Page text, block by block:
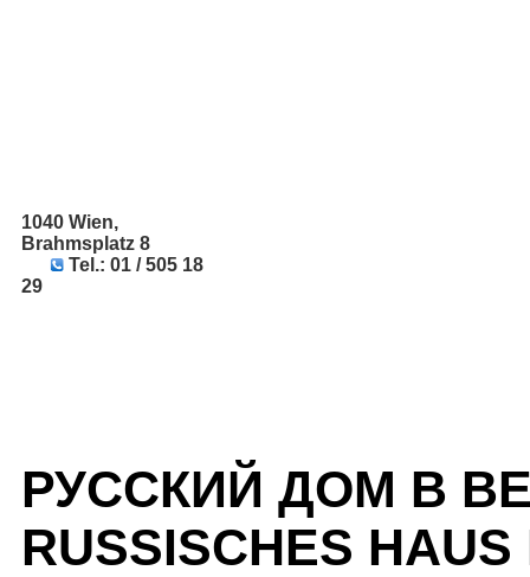
1040 Wien,
Brahmsplatz 8
Tel.: 01 / 505 18
29
РУССКИЙ ДОМ В
RUSSISCHES HAUS